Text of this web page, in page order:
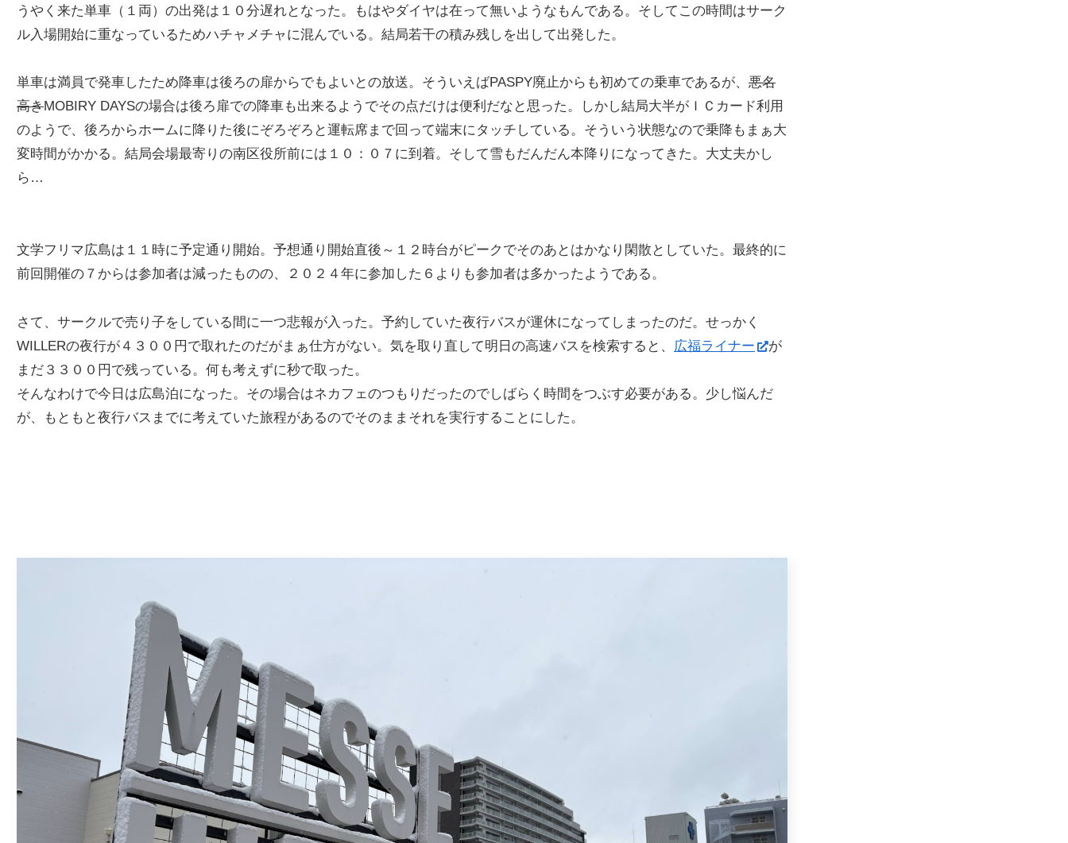
うやく来た単車（１両）の出発は１０分遅れとなった。もはやダイヤは在って無いようなもんである。そしてこの時間はサーク
ル入場開始に重なっているためハチャメチャに混んでいる。結局若干の積み残しを出して出発した。
単車は満員で発車したため降車は後ろの扉からでもよいとの放送。そういえばPASPY廃止からも初めての乗車であるが、 悪名
高きMOBIRY DAYSの場合は後ろ扉での降車も出来るようでその点だけは便利だなと思った。しかし結局大半がＩＣカード利用
のようで、後ろからホームに降りた後にぞろぞろと運転席まで回って端末にタッチしている。そういう状態なので乗降もまぁ大
変時間がかかる。結局会場最寄りの南区役所前には１０：０７に到着。そして雪もだんだん本降りになってきた。大丈夫かし
ら…
文学フリマ広島は１１時に予定通り開始。予想通り開始直後～１２時台がピークでそのあとはかなり閑散としていた。最終的に
前回開催の７からは参加者は減ったものの、２０２４年に参加した６よりも参加者は多かったようである。
さて、サークルで売り子をしている間に一つ悲報が入った。予約していた夜行バスが運休になってしまったのだ。せっかく
WILLERの夜行が４３００円で取れたのだがまぁ仕方がない。気を取り直して明日の高速バスを検索すると、 広福ライナー
が
まだ３３００円で残っている。何も考えずに秒で取った。
そんなわけで今日は広島泊になった。その場合はネカフェのつもりだったのでしばらく時間をつぶす必要がある。少し悩んだ
が、もともと夜行バスまでに考えていた旅程があるのでそのままそれを実行することにした。